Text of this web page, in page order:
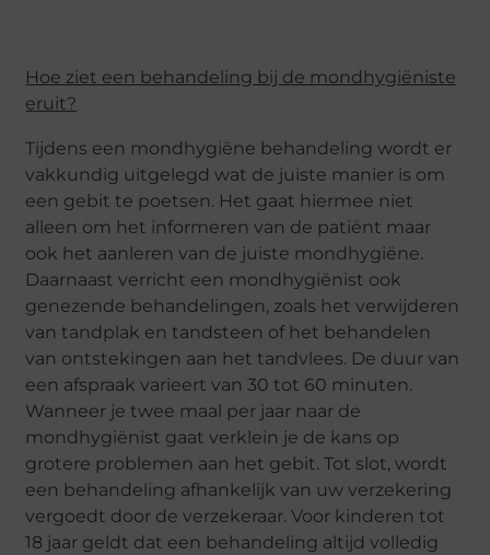
Hoe ziet een behandeling bij de mondhygiëniste
eruit?
Tijdens een mondhygiëne behandeling wordt er
vakkundig uitgelegd wat de juiste manier is om
een gebit te poetsen. Het gaat hiermee niet
alleen om het informeren van de patiënt maar
ook het aanleren van de juiste mondhygiëne.
Daarnaast verricht een mondhygiënist ook
genezende behandelingen, zoals het verwijderen
van tandplak en tandsteen of het behandelen
van ontstekingen aan het tandvlees. De duur van
een afspraak varieert van 30 tot 60 minuten.
Wanneer je twee maal per jaar naar de
mondhygiënist gaat verklein je de kans op
grotere problemen aan het gebit. Tot slot, wordt
een behandeling afhankelijk van uw verzekering
vergoedt door de verzekeraar. Voor kinderen tot
18 jaar geldt dat een behandeling altijd volledig